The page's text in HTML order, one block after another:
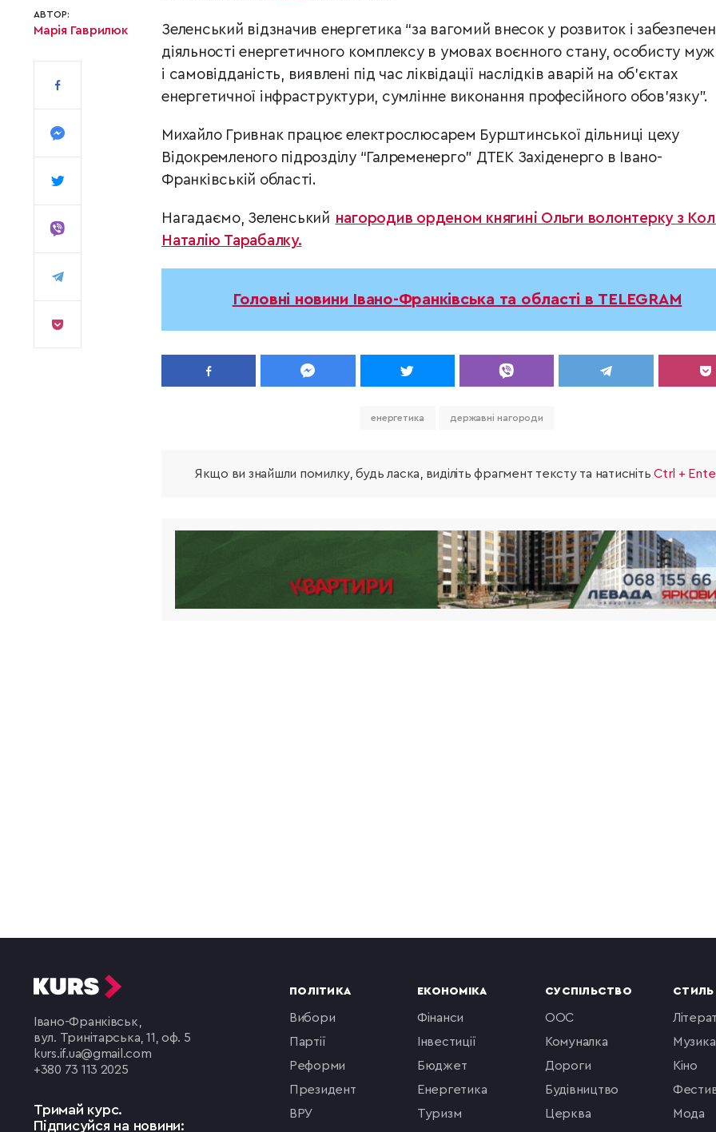
АВТОР:
Марія Гаврилюк
Зеленський відзначив енергетика “за вагомий внесок у розвиток і
діяльності енергетичного комплексу в умовах воєнного стану, особисту
і самовідданість, виявлені під час ліквідації наслідків аварій на об’єктах
енергетичної інфраструктури, сумлінне виконання професійного обов’язку”.
Михайло Гривнак працює електрослюсарем Бурштинської дільниці цеху
Відокремленого підрозділу “Галременерго” ДТЕК Західенерго в Івано-
Франківській області.
Нагадаємо, Зеленський нагородив орденом княгині Ольги волонтерку з
Наталію Тарабалку.
Головні новини Івано-Франківська та області в TELEGRAM
енергетика державні нагороди
Якщо ви знайшли помилку, будь ласка, виділіть фрагмент тексту та натиснітьCtrl +
Івано-Франківськ,
вул. Тринітарська, 11, оф. 5
kurs.if.ua@gmail.com
+380 73 113 2025
Тримай курс.
Підписуйся на новини:
ПОЛІТИКА
вибори
партії
реформи
президент
ВРУ
ЕКОНОМІКА
фінанси
інвестиції
бюджет
енергетика
туризм
СУСПІЛЬСТВО
ООС
комуналка
Дороги
будівництво
церква
музика
кіно
мода